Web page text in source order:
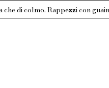
di colmo. Rappezzi con